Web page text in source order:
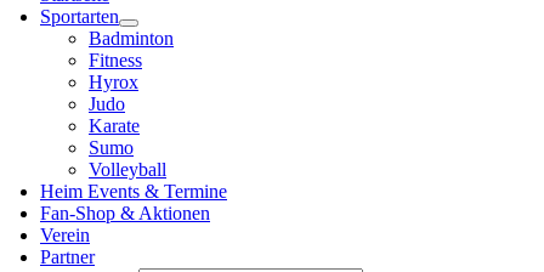
Sportarten
Badminton
Fitness
Hyrox
Judo
Karate
Sumo
Volleyball
Heim Events & Termine
Fan-Shop & Aktionen
Verein
Partner